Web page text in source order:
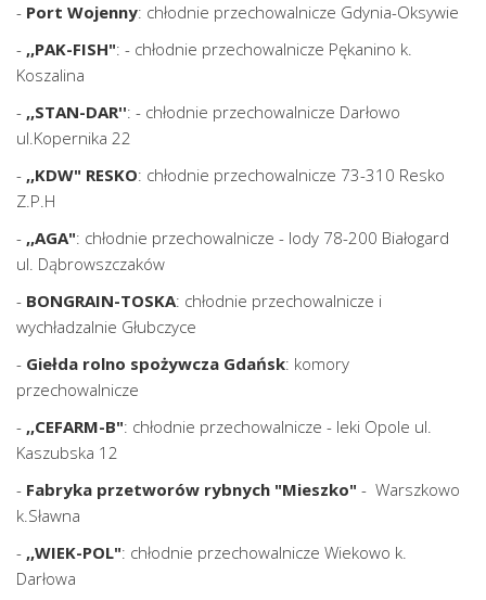
- Port Wojenny: chłodnie przechowalnicze Gdynia-Oksywie
- ,,PAK-FISH": - chłodnie przechowalnicze Pękanino k.
Koszalina
- ,,STAN-DAR'': - chłodnie przechowalnicze Darłowo
ul.Kopernika 22
- ,,KDW" RESKO: chłodnie przechowalnicze 73-310 Resko
Z.P.H
- ,,AGA": chłodnie przechowalnicze - lody 78-200 Białogard
ul. Dąbrowszczaków
- BONGRAIN-TOSKA: chłodnie przechowalnicze i
wychładzalnie Głubczyce
- Giełda rolno spożywcza Gdańsk: komory
przechowalnicze
- ,,CEFARM-B": chłodnie przechowalnicze - leki Opole ul.
Kaszubska 12
- Fabryka przetworów rybnych "Mieszko" - Warszkowo
k.Sławna
- ,,WIEK-POL": chłodnie przechowalnicze Wiekowo k.
Darłowa